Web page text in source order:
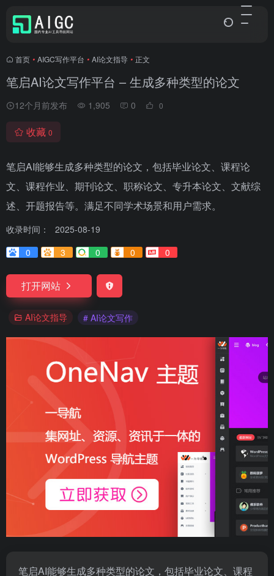
首页 • AIGC写作平台 • AI论文指导 • 正文
笔启AI论文写作平台 – 生成多种类型的论文
12个月前发布 1,905 0 0
收藏 0
笔启AI能够生成多种类型的论文，包括毕业论文、课程论
文、课程作业、期刊论文、职称论文、专升本论文、文献综
述、开题报告等。满足不同学术场景和用户需求。
收录时间：
2025-08-19
0
3 0 0 0
打开网站
AI论文指导 # AI论文写作
笔启AI能够生成多种类型的论文，包括毕业论文、课程